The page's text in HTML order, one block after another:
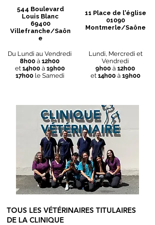
544 Boulevard
Louis Blanc
69400
Villefranche/Saôn
e
11 Place de l'église
01090
Montmerle/Saône
Du Lundi au Vendredi
8h00 à 12h00
et 14h00 à 19h00
17h00 le Samedi
Lundi, Mercredi et
Vendredi
9h00 à 12h00
et 14h00 à 19h00
TOUS LES VÉTÉRINAIRES TITULAIRES
DE LA CLINIQUE